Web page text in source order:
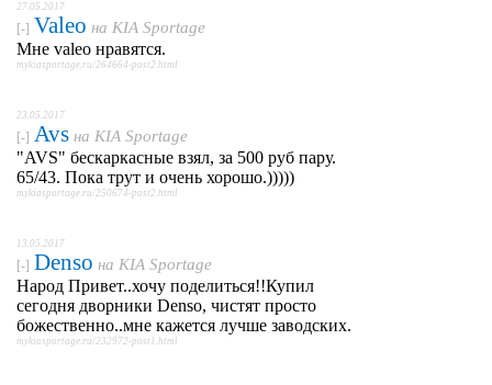
27.05.2017
[-] Valeo на KIA Sportage
Мне valeo нравятся.
mykiasportage.ru/264664-post2.html
23.05.2017
[-] Avs на KIA Sportage
"AVS" бескаркасные взял, за 500 руб пару.
65/43. Пока трут и очень хорошо.)))))
mykiasportage.ru/250674-post2.html
13.05.2017
[-] Denso на KIA Sportage
Народ Привет..хочу поделиться!!Купил
сегодня дворники Denso, чистят просто
божественно..мне кажется лучше заводских.
mykiasportage.ru/232972-post1.html